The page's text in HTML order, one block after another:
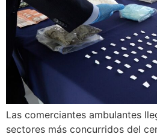
Las comerciantes ambulantes
sectores más concurridos del